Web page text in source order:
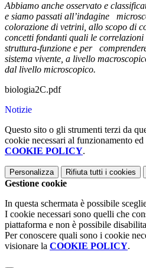
Abbiamo anche osservato e
e siamo passati all’indagine
colorazione di vetrini, allo scopo di
concetti fondanti quali le
struttura-funzione e per
sistema vivente, a livello
dal livello microscopico.
biologia2C.pdf
Notizie
Questo sito o gli strumenti terzi da
cookie necessari al funzionamento
COOKIE POLICY.
Personalizza Rifiuta tutti i cookies
Gestione cookie
In questa schermata è possibile
I cookie necessari sono quelli che
piattaforma e non è possibile
Per conoscere quali sono i cookie
visionare la COOKIE POLICY.